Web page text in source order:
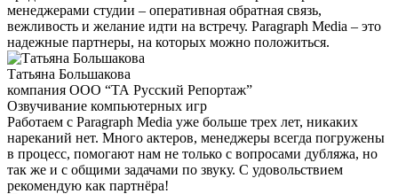
менеджерами студии – оперативная обратная связь,
вежливость и желание идти на встречу. Paragraph Media – это
надежные партнеры, на которых можно положиться.
Татьяна Большакова
компания ООО “ТА Русский Репортаж”
Озвучивание компьютерных игр
Работаем с Paragraph Media уже больше трех лет, никаких
нареканий нет. Много актеров, менеджеры всегда погружены
в процесс, помогают нам не только с вопросами дубляжа, но
так же и с общими задачами по звуку. С удовольствием
рекомендую как партнёра!